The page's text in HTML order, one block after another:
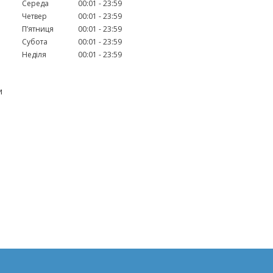
Середа 00:01
23:59
Четвер
00:01
23:59
Пʼятниця
00:01
23:59
Субота
00:01
23:59
Неділя
00:01 23:59